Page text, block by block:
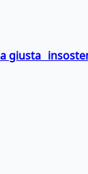
giusta